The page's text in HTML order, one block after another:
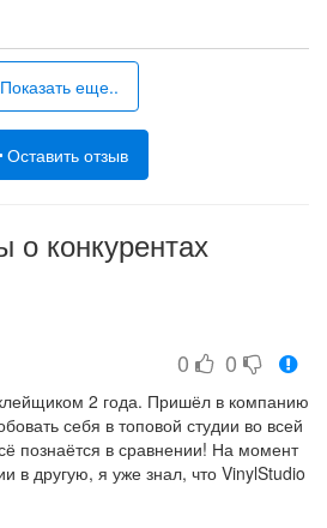
довольны и с чистой совестью
автосалон другим покупателям!!!
Показать еще..
Оставить отзыв
о конкурентах
0 0
2 года. Пришёл в компанию
себя в топовой студии во всей
познаётся в сравнении! На момент
в другую, я уже знал, что VinylStudio
процессами в работе,